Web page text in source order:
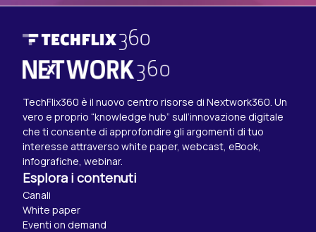
TechFlix360 è il nuovo centro risorse di Nextwork360. Un
vero e proprio “knowledge hub” sull’innovazione digitale
che ti consente di approfondire gli argomenti di tuo
interesse attraverso white paper, webcast, eBook,
infografiche, webinar.
Esplora i contenuti
Canali
White paper
Eventi on demand